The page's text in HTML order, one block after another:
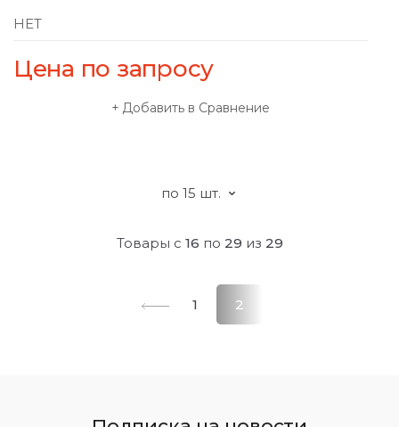
НЕТ
Цена по запросу
Добавить в Сравнение
Товары с 16 по 29 из 29
1 2